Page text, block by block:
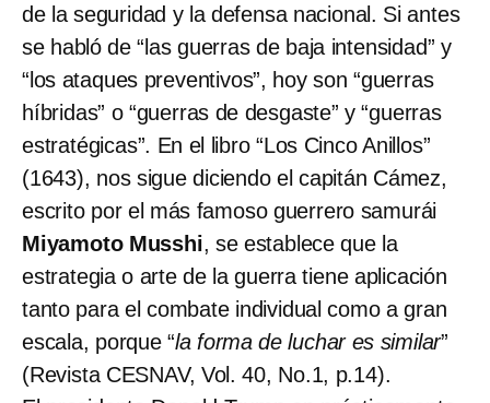
de la seguridad y la defensa nacional. Si antes
se habló de “las guerras de baja intensidad” y
“los ataques preventivos”, hoy son “guerras
híbridas” o “guerras de desgaste” y “guerras
estratégicas”. En el libro “Los Cinco Anillos”
(1643), nos sigue diciendo el capitán Cámez,
escrito por el más famoso guerrero samurái
Miyamoto Musshi, se establece que la
estrategia o arte de la guerra tiene aplicación
tanto para el combate individual como a gran
escala, porque “la forma de luchar es similar”
(Revista CESNAV, Vol. 40, No.1, p.14).